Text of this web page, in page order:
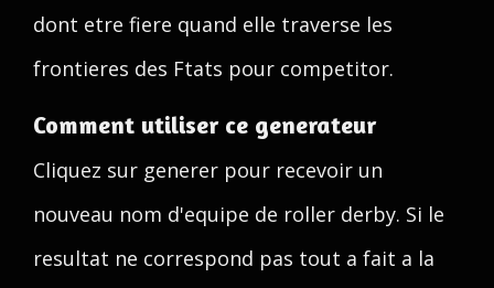
dont etre fiere quand elle traverse les
frontieres des Ftats pour competitor.
Comment utiliser ce generateur
Cliquez sur generer pour recevoir un
nouveau nom d'equipe de roller derby. Si le
resultat ne correspond pas tout a fait a la